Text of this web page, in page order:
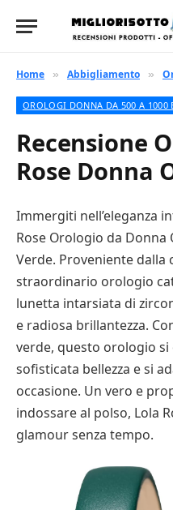
Home » Abbigliamento »
OROLOGI DONNA DA 500 A 1000
Recensione
Rose Donna
Immergiti nell’eleganza
Rose Orologio da
Verde. Proveniente dalla
straordinario orologio
lunetta intarsiata di
e radiosa brillantezza.
verde, questo orologio
sofisticata bellezza e si
occasione. Un vero e
indossare al polso, Lola
glamour senza tempo.